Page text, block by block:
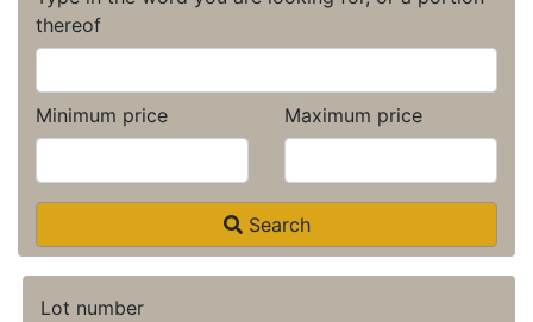
thereof
Minimum price Maximum price
Search
Lot number